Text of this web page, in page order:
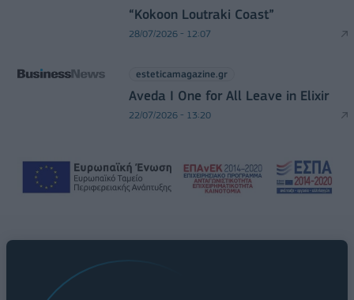
“Kokoon Loutraki Coast”
28/07/2026 - 12:07
esteticamagazine.gr
Aveda I One for All Leave in Elixir
22/07/2026 - 13:20